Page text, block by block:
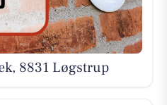
8831 Løgstrup